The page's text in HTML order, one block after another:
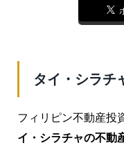
タイ・シラチ
フィリピン不動産投
イ・シラチャの不動